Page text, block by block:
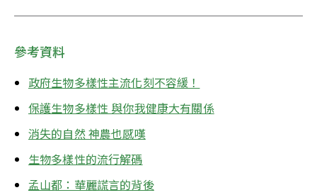
參考資料
政府生物多樣性主流化刻不容緩！
保護生物多樣性 與你我健康大有關係
消失的自然 神農也感嘆
生物多樣性的流行解碼
孟山都：華麗謊言的背後